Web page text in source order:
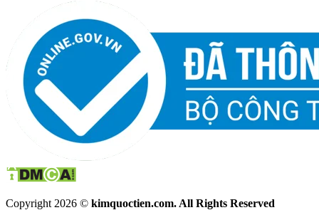
Copyright 2026 © kimquoctien.com. All Rights Reserved